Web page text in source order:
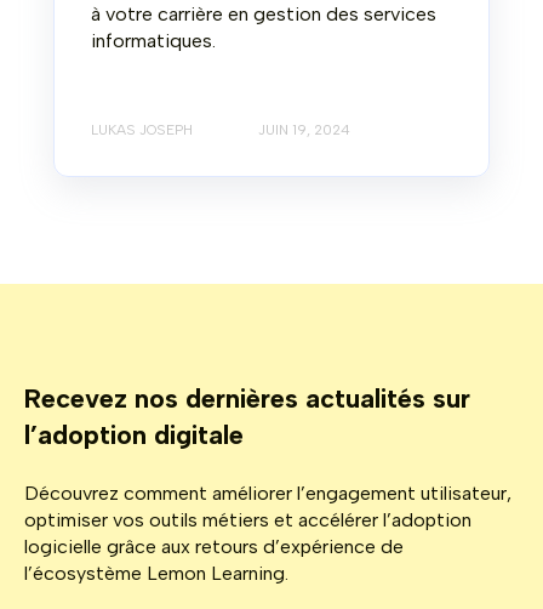
à votre carrière en gestion des services
informatiques.
LUKAS JOSEPH JUIN 19, 2024
Recevez nos dernières actualités sur
l’adoption digitale
Découvrez comment améliorer l’engagement utilisateur,
optimiser vos outils métiers et accélérer l’adoption
logicielle grâce aux retours d’expérience de
l’écosystème Lemon Learning.